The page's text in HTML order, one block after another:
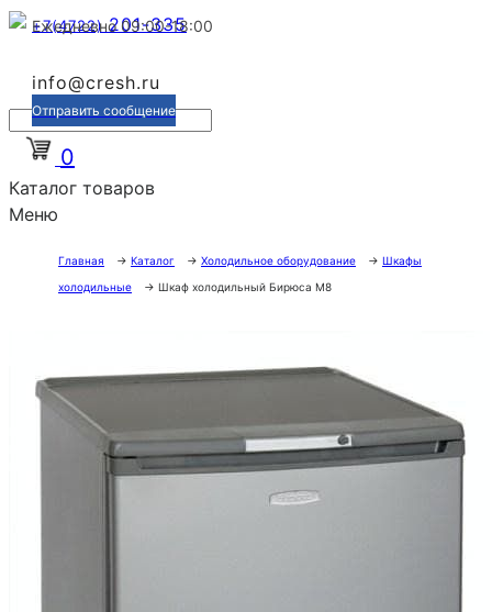
+7(4722)201-335
Ежедневно 09:00-18:00
info@cresh.ru
Отправить сообщение
0
Каталог товаров
Меню
Главная → Каталог → Холодильное оборудование → Шкафы
холодильные
→ Шкаф холодильный Бирюса М8